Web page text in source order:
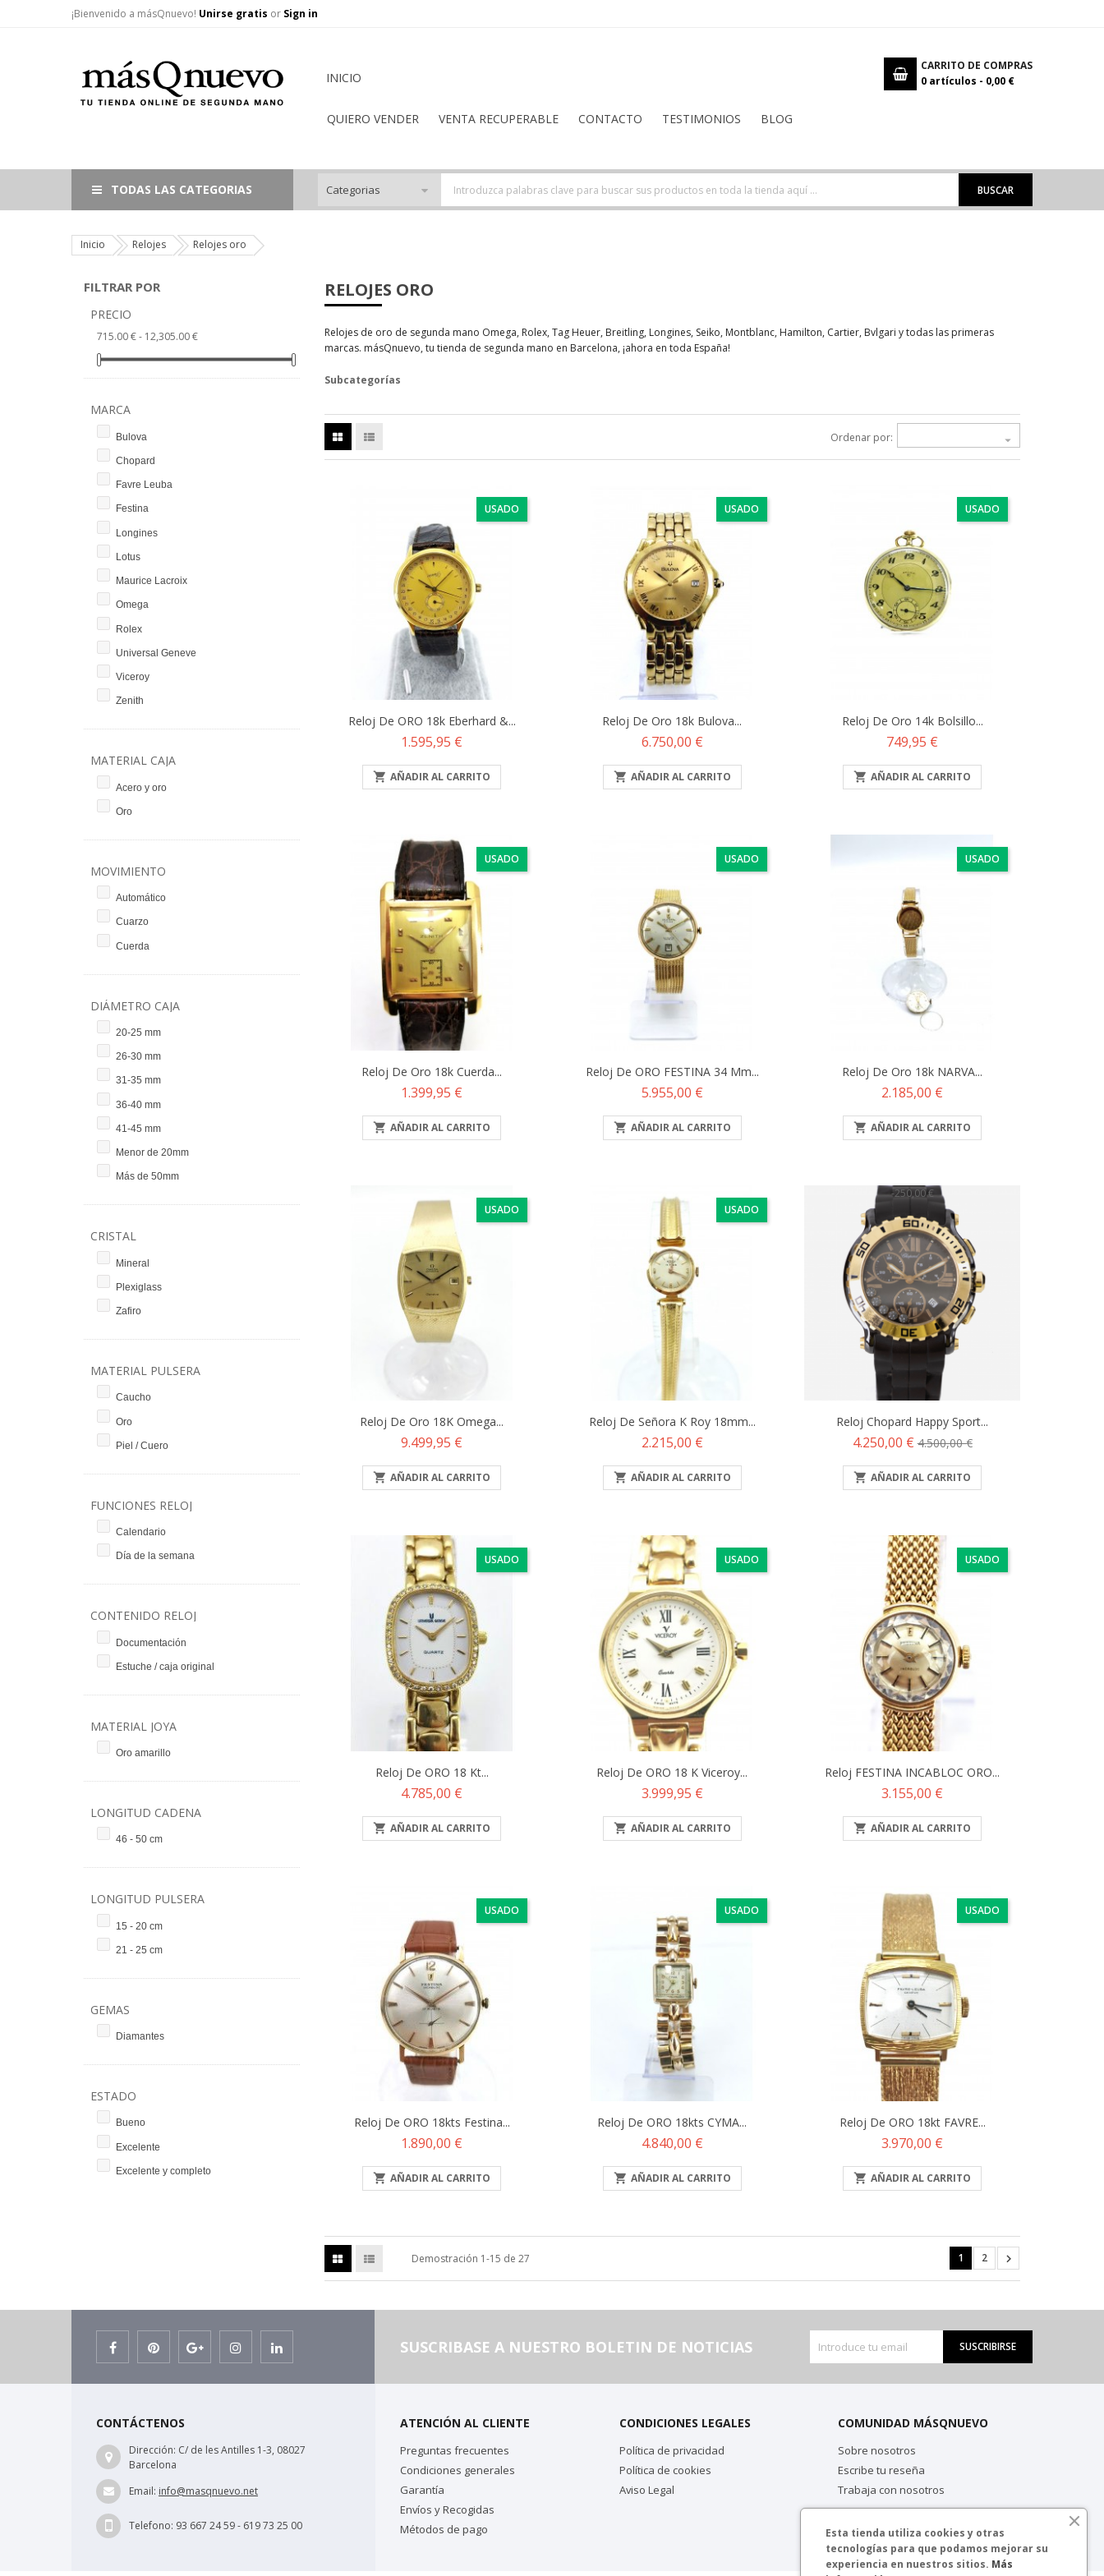
¡Bienvenido a másQnuevo! Unirse gratis or Sign in
INICIO
QUIERO VENDER VENTA RECUPERABLE CONTACTO TESTIMONIOS BLOG
CARRITO DE COMPRAS
0 artículos - 0,00 €
BUSCAR
TODAS LAS CATEGORIAS
Inicio Relojes Relojes oro
FILTRAR POR
PRECIO
715.00 € - 12,305.00 €
MARCA
Bulova
Chopard
Favre Leuba
Festina
Longines
Lotus
Maurice Lacroix
Omega
Rolex
Universal Geneve
Viceroy
Zenith
MATERIAL CAJA
Acero y oro
Oro
MOVIMIENTO
Automático
Cuarzo
Cuerda
DIÁMETRO CAJA
20-25 mm
26-30 mm
31-35 mm
36-40 mm
41-45 mm
Menor de 20mm
Más de 50mm
CRISTAL
Mineral
Plexiglass
Zafiro
MATERIAL PULSERA
Caucho
Oro
Piel / Cuero
FUNCIONES RELOJ
Calendario
Día de la semana
CONTENIDO RELOJ
Documentación
Estuche / caja original
MATERIAL JOYA
Oro amarillo
LONGITUD CADENA
46 - 50 cm
LONGITUD PULSERA
15 - 20 cm
21 - 25 cm
GEMAS
Diamantes
ESTADO
Bueno
Excelente
Excelente y completo
RELOJES ORO
Relojes de oro de segunda mano Omega, Rolex, Tag Heuer, Breitling, Longines, Seiko, Montblanc, Hamilton, Cartier, Bvlgari y todas las primeras
marcas. másQnuevo, tu tienda de segunda mano en Barcelona, ¡ahora en toda España!
Subcategorías
Ordenar por: 
USADO
Reloj De ORO 18k Eberhard &...
Precio
1.595,95 €
 AÑADIR AL CARRITO
USADO
Reloj De Oro 18k Bulova...
Precio
6.750,00 €
 AÑADIR AL CARRITO
USADO
Reloj De Oro 14k Bolsillo...
Precio
749,95 €
 AÑADIR AL CARRITO
USADO
Reloj De Oro 18k Cuerda...
Precio
1.399,95 €
 AÑADIR AL CARRITO
USADO
Reloj De ORO FESTINA 34 Mm...
Precio
5.955,00 €
 AÑADIR AL CARRITO
USADO
Reloj De Oro 18k NARVA...
Precio
2.185,00 €
 AÑADIR AL CARRITO
USADO
Reloj De Oro 18K Omega...
Precio
9.499,95 €
 AÑADIR AL CARRITO
USADO
Reloj De Señora K Roy 18mm...
Precio
2.215,00 €
 AÑADIR AL CARRITO
-250,00 €
Reloj Chopard Happy Sport...
Precio
4.250,00 €Precio
base
4.500,00 €
 AÑADIR AL CARRITO
USADO
Reloj De ORO 18 Kt...
Precio
4.785,00 €
 AÑADIR AL CARRITO
USADO
Reloj De ORO 18 K Viceroy...
Precio
3.999,95 €
 AÑADIR AL CARRITO
USADO
Reloj FESTINA INCABLOC ORO...
Precio
3.155,00 €
 AÑADIR AL CARRITO
USADO
Reloj De ORO 18kts Festina...
Precio
1.890,00 €
 AÑADIR AL CARRITO
USADO
Reloj De ORO 18kts CYMA...
Precio
4.840,00 €
 AÑADIR AL CARRITO
USADO
Reloj De ORO 18kt FAVRE...
Precio
3.970,00 €
 AÑADIR AL CARRITO
Demostración 1-15 de 27 1 2 
SUSCRIBASE A NUESTRO BOLETIN DE NOTICIAS SUSCRIBIRSE
CONTÁCTENOS
Dirección: C/ de les Antilles 1-3, 08027
Barcelona
Email: info@masqnuevo.net
Telefono: 93 667 24 59 - 619 73 25 00
ATENCIÓN AL CLIENTE
Preguntas frecuentes
Condiciones generales
Garantía
Envíos y Recogidas
Métodos de pago
CONDICIONES LEGALES
Política de privacidad
Política de cookies
Aviso Legal
COMUNIDAD MÁSQNUEVO
Sobre nosotros
Escribe tu reseña
Trabaja con nosotros
Esta tienda utiliza cookies y otras
tecnologías para que podamos mejorar su
experiencia en nuestros sitios. Más